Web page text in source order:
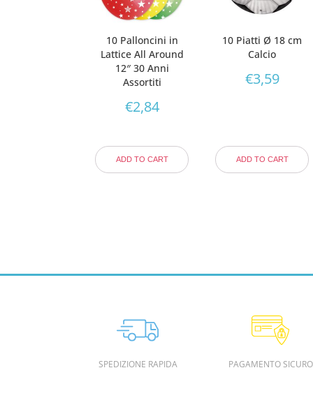
10 Palloncini in
Lattice All Around
12″ 30 Anni
Assortiti
€2,84
ADD TO CART
10 Piatti Ø 18 cm
Calcio
€3,59
ADD TO CART
SPEDIZIONE RAPIDA PAGAMENTO SICURO